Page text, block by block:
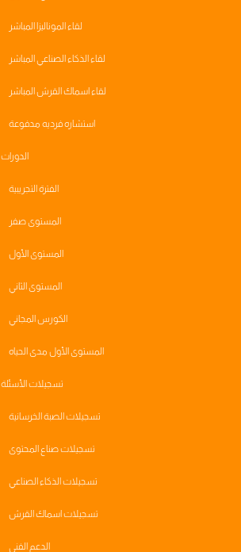
لقاء الموناليزا المباشر
لقاء الذكاء الصناعي المباشر
لقاء اسماك القرش المباشر
استشاره فرديه مدفوعة
الدورات
الفترة التجريبية
المستوى صفر
المستوى الأول
المستوى الثاني
الكورس المجاني
المستوى الأول مدى الحياه
تسجيلات الأسئلة
تسجيلات الصبة الخرسانية
تسجيلات صناع المحتوى
تسجيلات الذكاء الصناعي
تسجيلات اسماك القرش
الدعم الفني